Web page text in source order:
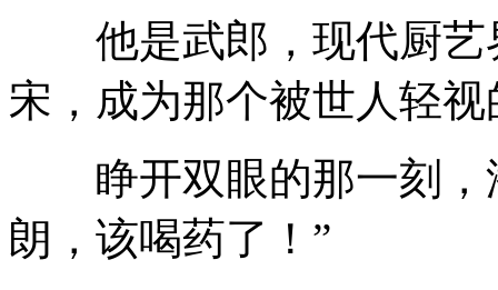
他是武郎，现代厨艺
宋，成为那个被世人轻
睁开双眼的那一刻，
朗，该喝药了！”